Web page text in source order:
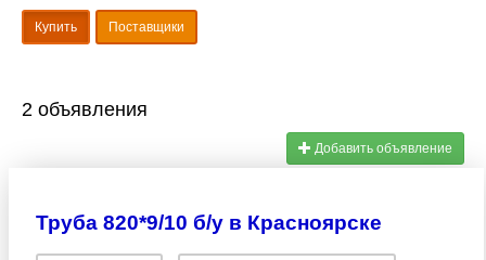
Купить Поставщики
2 объявления
Добавить объявление
Труба 820*9/10 б/у в Красноярске